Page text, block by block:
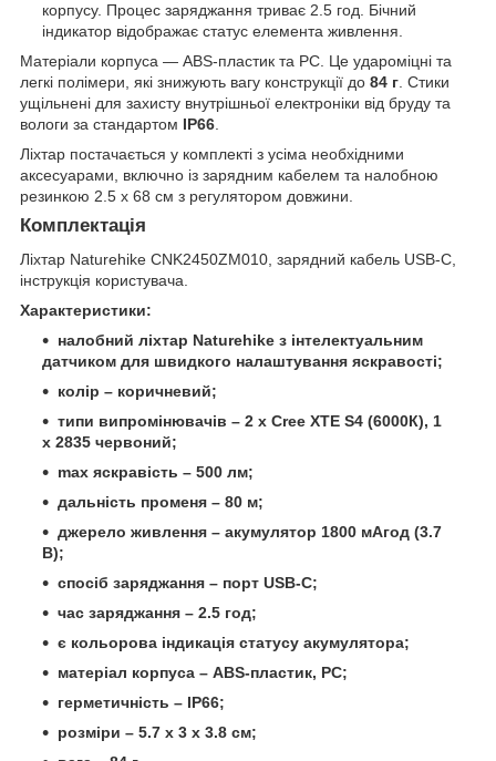
корпусу. Процес заряджання триває 2.5 год. Бічний
індикатор відображає статус елемента живлення.
Матеріали корпуса — ABS-пластик та PC. Це удароміцні та
легкі полімери, які знижують вагу конструкції до 84 г. Стики
ущільнені для захисту внутрішньої електроніки від бруду та
вологи за стандартом IP66.
Ліхтар постачається у комплекті з усіма необхідними
аксесуарами, включно із зарядним кабелем та налобною
резинкою 2.5 х 68 см з регулятором довжини.
Комплектація
Ліхтар Naturehike CNK2450ZM010, зарядний кабель USB-C,
інструкція користувача.
Характеристики:
налобний ліхтар Naturehike з інтелектуальним
датчиком для швидкого налаштування яскравості;
колір – коричневий;
типи випромінювачів – 2 х Cree XTE S4 (6000К), 1
х 2835 червоний;
max яскравість – 500 лм;
дальність променя – 80 м;
джерело живлення – акумулятор 1800 мАгод (3.7
В);
спосіб заряджання – порт USB-C;
час заряджання – 2.5 год;
є кольорова індикація статусу акумулятора;
матеріал корпуса – ABS-пластик, PC;
герметичність – IP66;
розміри – 5.7 х 3 х 3.8 см;